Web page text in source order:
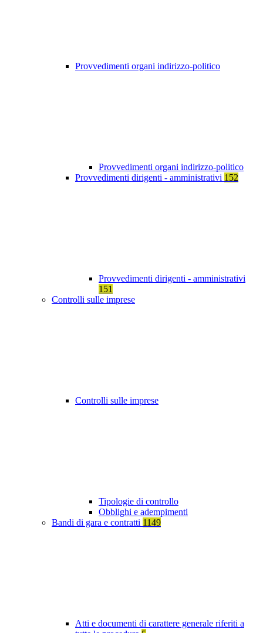
Provvedimenti organi indirizzo-politico
Provvedimenti organi indirizzo-politico
Provvedimenti dirigenti - amministrativi 152
Provvedimenti dirigenti - amministrativi
151
Controlli sulle imprese
Controlli sulle imprese
Tipologie di controllo
Obblighi e adempimenti
Bandi di gara e contratti 1149
Atti e documenti di carattere generale riferiti a